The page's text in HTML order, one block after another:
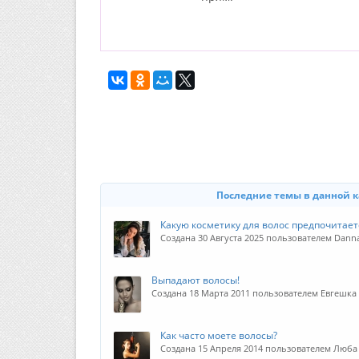
Последние темы в данной
Какую косметику для волос
Создана 30 Августа 2025 пользователем
Выпадают волосы!
Создана 18 Марта 2011 пользователем Евгешка
Как часто моете волосы?
Создана 15 Апреля 2014 пользователем Люба